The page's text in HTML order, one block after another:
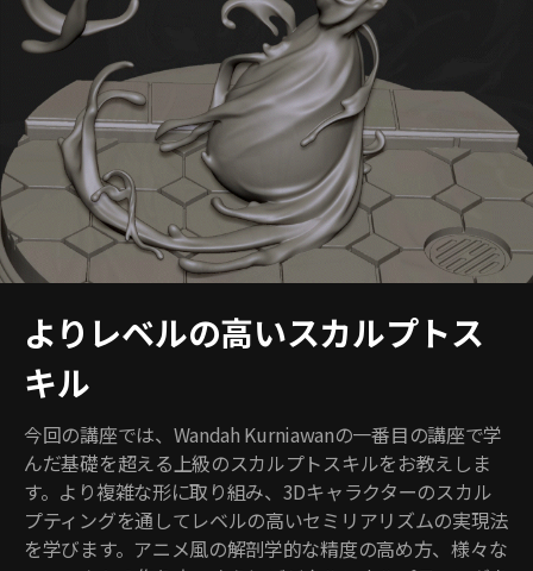
よりレベルの高いスカルプトス
キル
今回の講座では、Wandah Kurniawanの一番目の講座で学
んだ基礎を超える上級のスカルプトスキルをお教えしま
す。より複雑な形に取り組み、3Dキャラクターのスカル
プティングを通してレベルの高いセミリアリズムの実現法
を学びます。アニメ風の解剖学的な精度の高め方、様々な